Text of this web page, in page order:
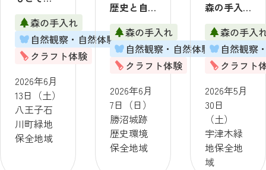
う！ 2026
年6月13日
（土）
【実施：
川町緑地
保全地
域】
森の手入れ
自然観察・自然体験
クラフト体験
2026年6月
13日（土）
八王子石
川町緑地
保全地域
歴史と自
然に触れ
よう！
2026年6月
7日（日）
勝沼城跡
歴史環境
保全地
域】
森の手入れ
自然観察・自然体験
クラフト体験
2026年6月
7日（日）
勝沼城跡
歴史環境
保全地域
森の手入
れをして
みよう～
2026年5月
30日
【実施：
宇津木緑
地保全地
域】
森の手入
自然観察
クラフト
2026年5月
30日
（土）
宇津木緑
地保全地
域